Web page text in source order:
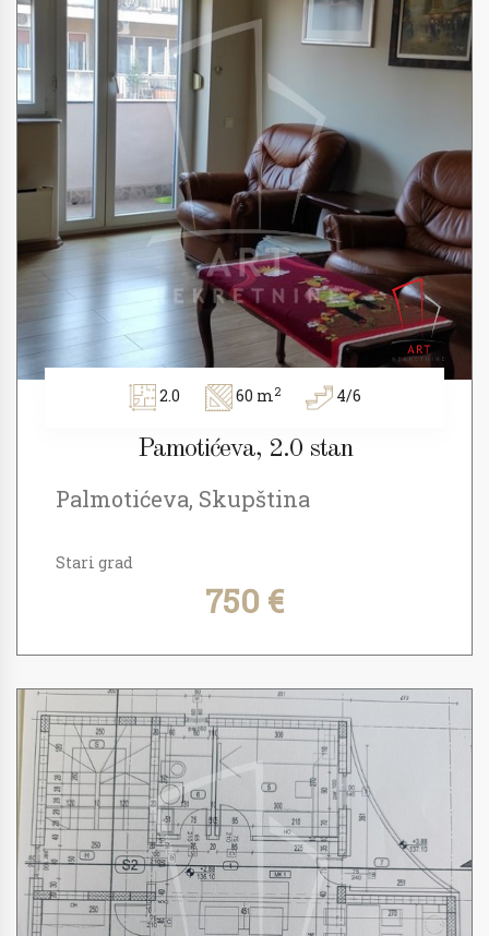
2.0 60 m2 4/6
Pamotićeva, 2.0 stan
Palmotićeva, Skupština
Stari grad
750 €